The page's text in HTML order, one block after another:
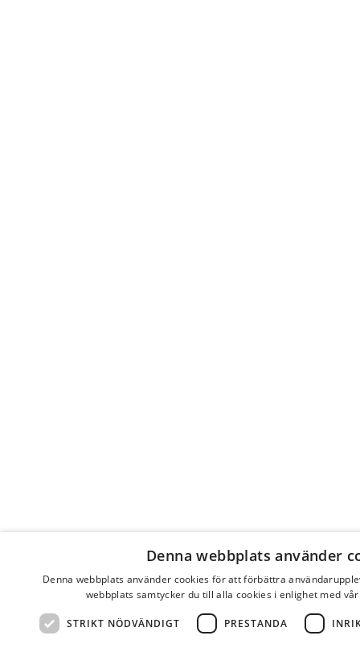
Denna webbplats använder
Denna webbplats använder cookies för att förbättra
webbplats samtycker du till alla cookies i enlighet med
STRIKT NÖDVÄNDIGT PRESTANDA